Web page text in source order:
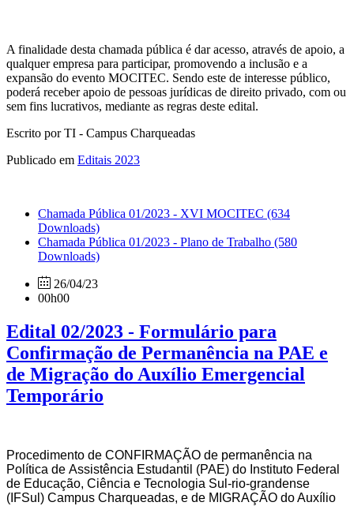
A finalidade desta chamada pública é dar acesso, através de apoio, a
qualquer empresa para participar, promovendo a inclusão e a
expansão do evento MOCITEC. Sendo este de interesse público,
poderá receber apoio de pessoas jurídicas de direito privado, com ou
sem fins lucrativos, mediante as regras deste edital.
Escrito por TI - Campus Charqueadas
Publicado em Editais 2023
Chamada Pública 01/2023 - XVI MOCITEC (634
Downloads)
Chamada Pública 01/2023 - Plano de Trabalho (580
Downloads)
26/04/23
00h00
Edital 02/2023 - Formulário para
Confirmação de Permanência na PAE e
de Migração do Auxílio Emergencial
Temporário
Procedimento de CONFIRMAÇÃO de permanência na
Política de Assistência Estudantil (PAE) do Instituto Federal
de Educação, Ciência e Tecnologia Sul-rio-grandense
(IFSul) Campus Charqueadas, e de MIGRAÇÃO do Auxílio